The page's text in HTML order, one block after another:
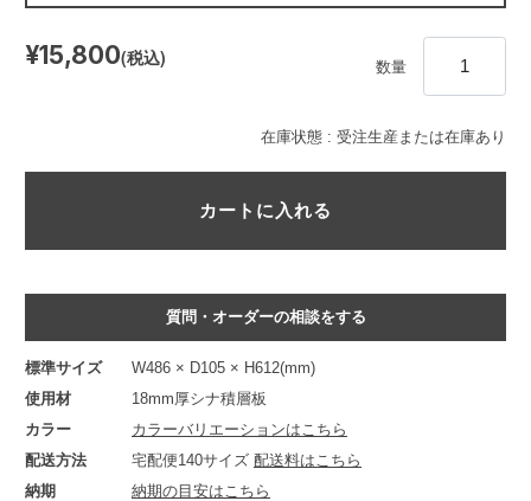
在庫状態 : 受注生産または在庫あり
¥15,800(税込) 数量
質問・オーダーの相談をする
標準サイズ
W486 × D105 × H612(mm)
使用材
18mm厚シナ積層板
カラー
カラーバリエーションはこちら
配送方法
宅配便140サイズ 配送料はこちら
納期
納期の目安はこちら